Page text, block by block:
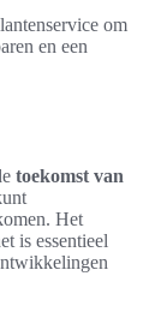
om
en een
toekomst van
Het
is essentieel